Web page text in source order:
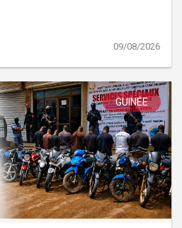
09/08/2026
GUINÉE